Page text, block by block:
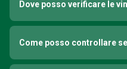
Dove posso verificare le
Come posso controllare